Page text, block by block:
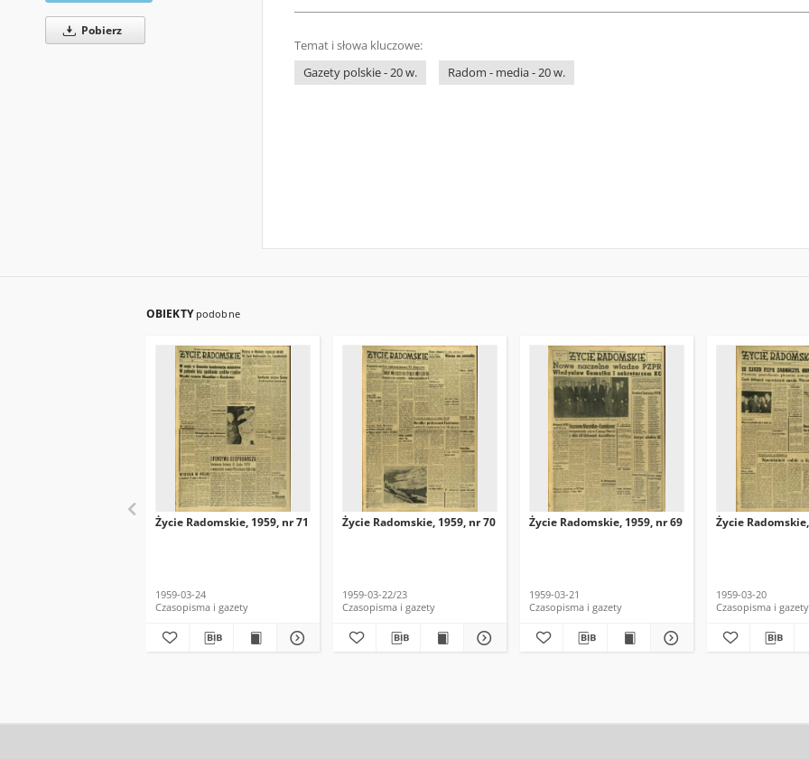
Pobierz
Temat i słowa kluczowe:
Gazety polskie - 20 w.
Radom - media - 20 w.
OBIEKTY podobne
Życie Radomskie, 1959, nr 71
1959-03-24
Czasopisma i gazety
Życie Radomskie, 1959, nr 70
1959-03-22/23
Czasopisma i gazety
Życie Radomskie, 1959, nr 69
1959-03-21
Czasopisma i gazety
Życie
1959-03-20
Czasopisma i gazety